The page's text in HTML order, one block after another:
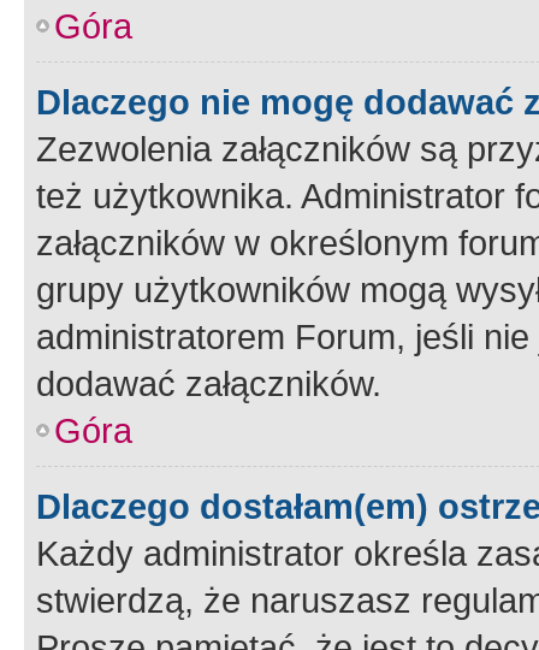
Góra
Dlaczego nie mogę dodawać
Zezwolenia załączników są
też użytkownika. Administrator
załączników w określonym
grupy użytkowników mogą
administratorem Forum, jeśli
dodawać załączników.
Góra
Dlaczego dostałam(em)
Każdy administrator określa
stwierdzą, że naruszasz